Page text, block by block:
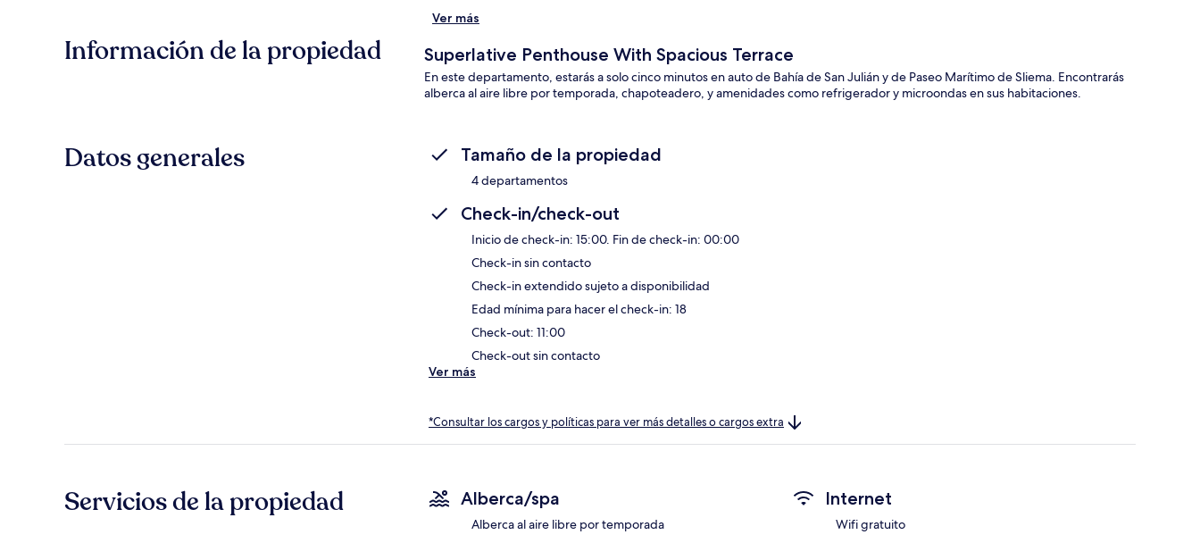
Ver más
Información de la propiedad Superlative Penthouse With Spacious Terrace
En este departamento, estarás a solo cinco minutos en auto de Bahía de San Julián y de Paseo Marítimo de Sliema. Encontrarás
alberca al aire libre por temporada, chapoteadero, y amenidades como refrigerador y microondas en sus habitaciones.
Datos generales Tamaño de la propiedad
4 departamentos
Check-in/check-out
Inicio de check-in: 15:00. Fin de check-in: 00:00
Check-in sin contacto
Check-in extendido sujeto a disponibilidad
Edad mínima para hacer el check-in: 18
Check-out: 11:00
Check-out sin contacto
Ver más
*Consultar los cargos y políticas para ver más detalles o cargos extra
Servicios de la propiedad Alberca/spa
Alberca al aire libre por temporada
Internet
Wifi gratuito